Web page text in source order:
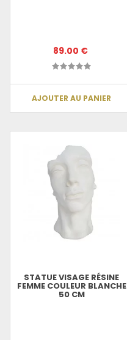
89.00 €
AJOUTER AU PANIER
STATUE VISAGE RÉSINE
FEMME COULEUR BLANCHE
50 CM